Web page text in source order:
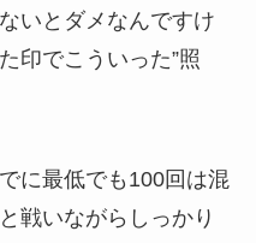
いとダメなんですけ
印でこういった”照
に最低でも100回は混
戦いながらしっかり